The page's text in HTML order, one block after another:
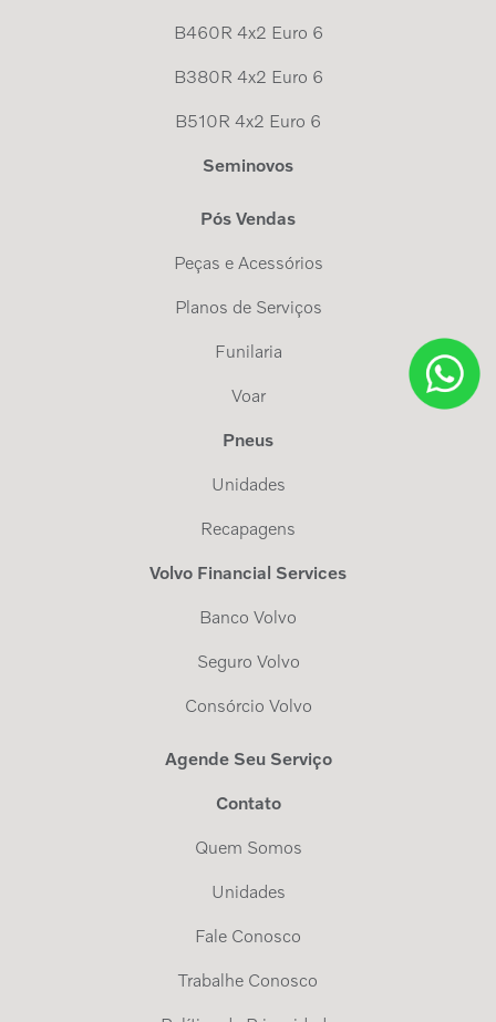
B460R 4x2 Euro 6
B380R 4x2 Euro 6
B510R 4x2 Euro 6
Seminovos
Pós Vendas
Peças e Acessórios
Planos de Serviços
Funilaria
Voar
Pneus
Unidades
Recapagens
Volvo Financial Services
Banco Volvo
Seguro Volvo
Consórcio Volvo
Agende Seu Serviço
Contato
Quem Somos
Unidades
Fale Conosco
Trabalhe Conosco